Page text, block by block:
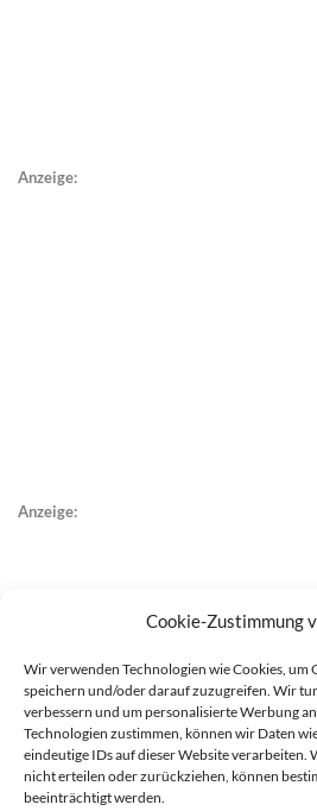
Cookie-Zustimmung
Wir verwenden Technologien wie Cookies, um
speichern und/oder darauf zuzugreifen. Wir
verbessern und um personalisierte Werbung
Technologien zustimmen, können wir Daten
eindeutige IDs auf dieser Website verarbeiten.
nicht erteilen oder zurückziehen, können
beeinträchtigt werden.
Anzeige:
Anzeige: